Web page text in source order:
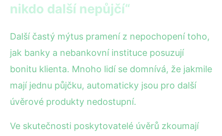
nikdo další nepůjčí“
Další častý mýtus pramení z nepochopení toho,
jak banky a nebankovní instituce posuzují
bonitu klienta. Mnoho lidí se domnívá, že jakmile
mají jednu půjčku, automaticky jsou pro další
úvěrové produkty nedostupní.
Ve skutečnosti poskytovatelé úvěrů zkoumají